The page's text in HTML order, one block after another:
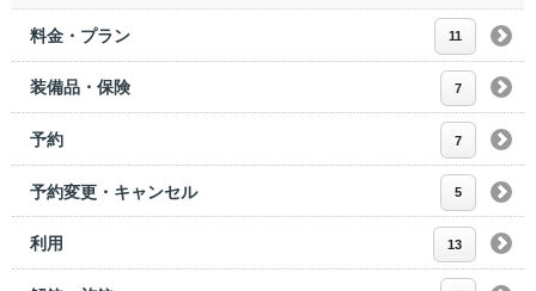
料金・プラン 11
装備品・保険 7
予約 7
予約変更・キャンセル 5
利用 13